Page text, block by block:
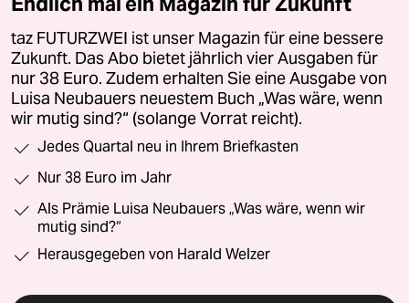
taz FUTURZWEI ist unser Magazin für eine bessere
Zukunft. Das Abo bietet jährlich vier Ausgaben für
nur 38 Euro. Zudem erhalten Sie eine Ausgabe von
Luisa Neubauers neuestem Buch „Was wäre, wenn
wir mutig sind?“ (solange Vorrat reicht).
Jedes Quartal neu in Ihrem Briefkasten
Nur 38 Euro im Jahr
Als Prämie Luisa Neubauers „Was wäre, wenn wir
mutig sind?“
Herausgegeben von Harald Welzer